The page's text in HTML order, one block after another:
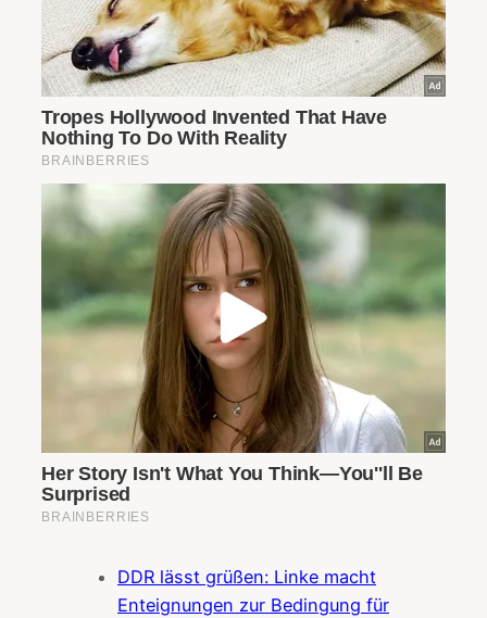
DDR lässt grüßen: Linke macht
Enteignungen zur Bedingung für